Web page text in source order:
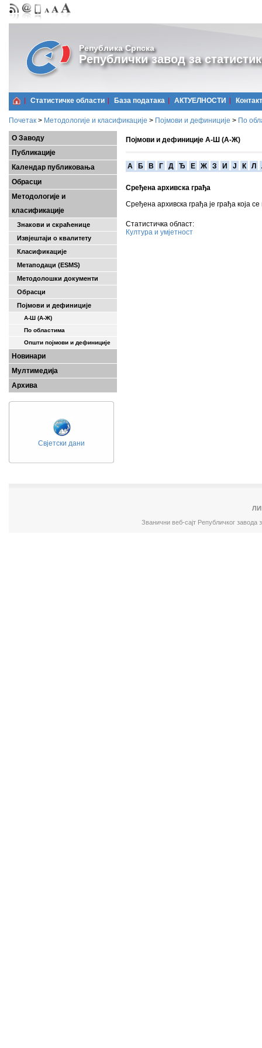
Република Српска
Републички завод за
Статистичке области Базa података АКТУЕЛНОСТИ Контакт
Почетак > Методологије и класификације > Појмови и дефиниције > По
О Заводу
Публикације
Календар публиковања
Обрасци
Методологије и
класификације
Знакови и скраћенице
Извјештаји о квалитету
Класификације
Метаподаци (ESMS)
Методолошки документи
Обрасци
Појмови и дефиниције
А-Ш (A-Ж)
По областима
Општи појмови и дефиниције
Новинари
Мултимедија
Архива
Свјетски дани
Појмови и дефиниције А-Ш (А-Ж)
A Б В Г Д Ђ Е Ж З И Ј К Л
Сређена архивска грађа
Сређена архивска грађа је грађа која
Статистичка област:
Култура и умјетност
Званични веб-сајт Републичког